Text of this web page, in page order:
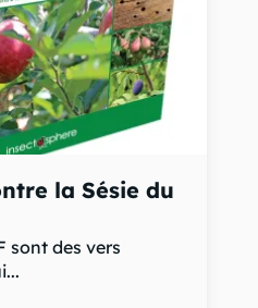
la Sésie du
sont des vers